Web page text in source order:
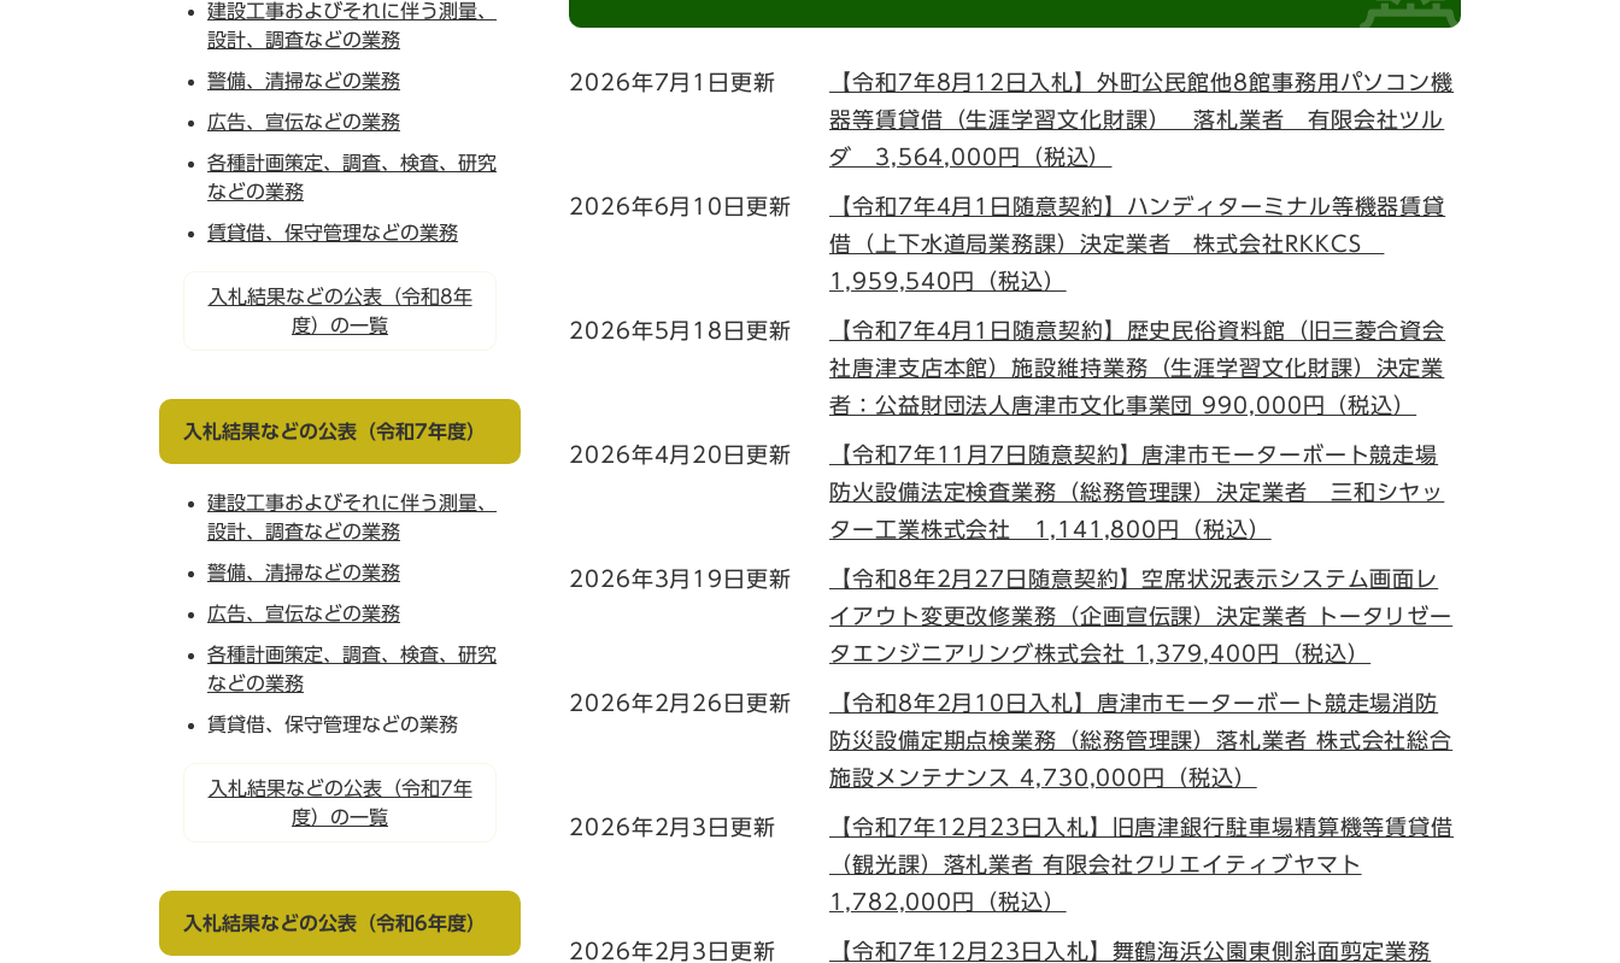
2026年7月1日更新
【令和7年8月12日入札】外町公民館他8館事務用パソコン機
器等賃貸借（生涯学習文化財課） 落札業者 有限会社ツル
ダ 3,564,000円（税込）
2026年6月10日更新
【令和7年4月1日随意契約】ハンディターミナル等機器賃貸
借（上下水道局業務課）決定業者 株式会社RKKCS
1,959,540円（税込）
2026年5月18日更新
【令和7年4月1日随意契約】歴史民俗資料館（旧三菱合資会
社唐津支店本館）施設維持業務（生涯学習文化財課）決定業
者：公益財団法人唐津市文化事業団 990,000円（税込）
2026年4月20日更新
【令和7年11月7日随意契約】唐津市モーターボート競走場
防火設備法定検査業務（総務管理課）決定業者 三和シヤッ
ター工業株式会社 1,141,800円（税込）
2026年3月19日更新
【令和8年2月27日随意契約】空席状況表示システム画面レ
イアウト変更改修業務（企画宣伝課）決定業者 トータリゼー
タエンジニアリング株式会社 1,379,400円（税込）
2026年2月26日更新
【令和8年2月10日入札】唐津市モーターボート競走場消防
防災設備定期点検業務（総務管理課）落札業者 株式会社総合
施設メンテナンス 4,730,000円（税込）
2026年2月3日更新
【令和7年12月23日入札】旧唐津銀行駐車場精算機等賃貸借
（観光課）落札業者 有限会社クリエイティブヤマト
1,782,000円（税込）
2026年2月3日更新
【令和7年12月23日入札】舞鶴海浜公園東側斜面剪定業務
建設工事およびそれに伴う測量、
設計、調査などの業務
警備、清掃などの業務
広告、宣伝などの業務
各種計画策定、調査、検査、研究
などの業務
賃貸借、保守管理などの業務
入札結果などの公表（令和8年
度）の一覧
入札結果などの公表（令和7年度）
建設工事およびそれに伴う測量、
設計、調査などの業務
警備、清掃などの業務
広告、宣伝などの業務
各種計画策定、調査、検査、研究
などの業務
賃貸借、保守管理などの業務
入札結果などの公表（令和7年
度）の一覧
入札結果などの公表（令和6年度）